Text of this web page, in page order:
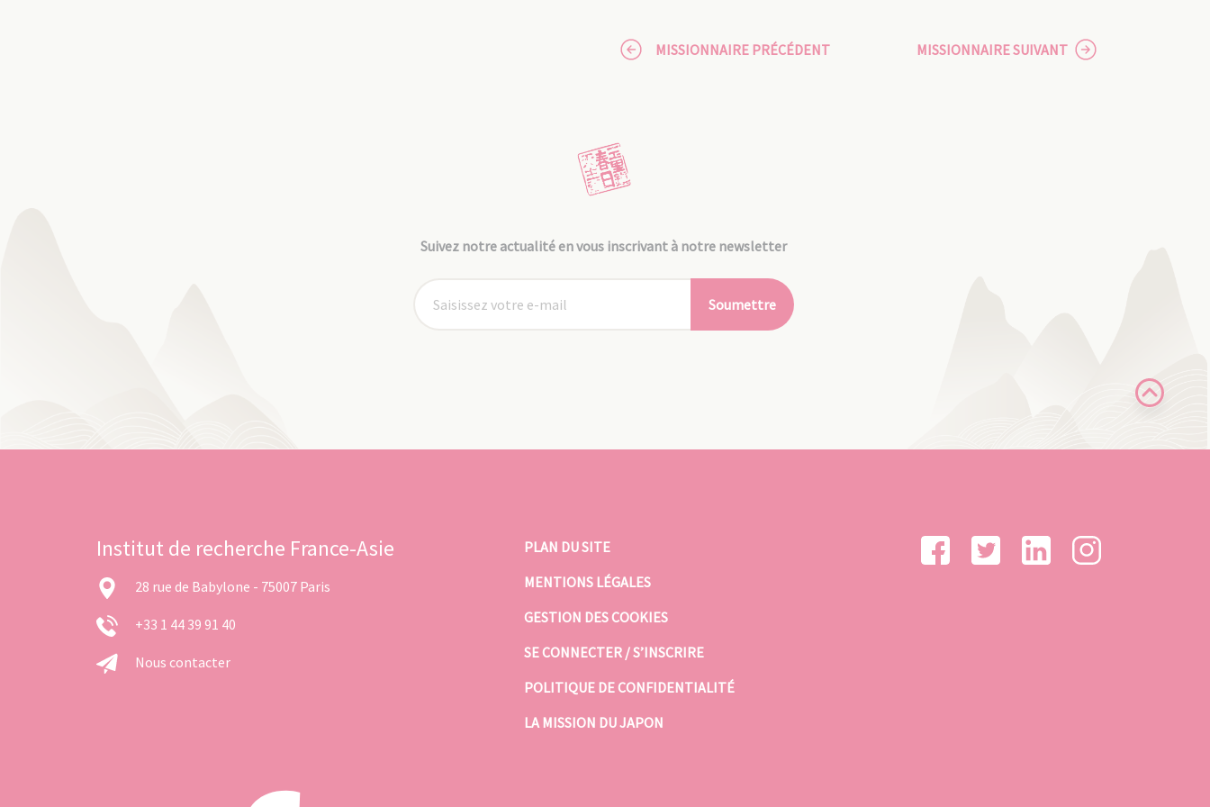
MISSIONNAIRE PRÉCÉDENT MISSIONNAIRE SUIVANT
Suivez notre actualité en vous inscrivant à notre newsletter
Soumettre
Institut de recherche France-Asie
28 rue de Babylone - 75007 Paris
+33 1 44 39 91 40
Nous contacter
PLAN DU SITE
MENTIONS LÉGALES
GESTION DES COOKIES
SE CONNECTER / S’INSCRIRE
POLITIQUE DE CONFIDENTIALITÉ
LA MISSION DU JAPON